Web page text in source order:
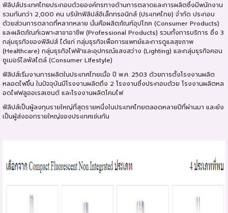
ฟิลิปส์ประเทศไทยประกอบด้วยองค์กรทางด้านการตลาดและการผลิตซึ่งมีพนักงาน
รวมกันกว่า 2,000 คน บริษัทฟิลิปส์อิเล็กทรอนิกส์ (ประเทศไทย) จำกัด ประกอบ
ด้วยส่วนการตลาดที่หลากหลาย นั่นคือผลิตภัณฑ์อุปโภค (Consumer Products)
และผลิตภัณฑ์เฉพาะสาขาอาชีพ (Professional Products) รวมทั้งการบริการ ซึ่ง 3
กลุ่มธุรกิจของฟิลิปส์ ได้แก่ กลุ่มธุรกิจเพื่อการแพทย์และการดูแลสุขภาพ
(Healthcare) กลุ่มธุรกิจไฟฟ้าและอุปกรณ์แสงสว่าง (Lighting) และกลุ่มธุรกิจคอน
ซูเมอร์ไลฟ์สไตล์ (Consumer LIfestyle)
ฟิลิปส์เริ่มงานการผลิตในประเทศไทยเมื่อ ปี พ.ศ. 2503 ด้วยการตั้งโรงงานผลิต
หลอดไฟขึ้น ในปัจจุบันมีโรงงานผลิตถึง 2 โรงงานซึ่งประกอบด้วย โรงงานผลิตหล
อดไฟฟลูออเรสเซนต์ และโรงงานผลิตโคมไฟ
ฟิลิปส์เป็นผู้ลงทุนรายใหญ่ที่สุดรายหนึ่งในประเทศไทยตลอดหลายปีที่ผ่านมา และยัง
เป็นผู้ส่งออกรายใหญ่ของประเทศเช่นกัน